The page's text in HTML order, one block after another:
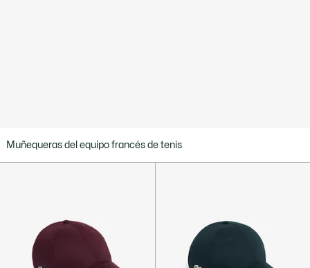
Muñequeras del equipo francés de tenis